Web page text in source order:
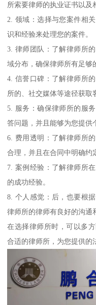
所索要律师的执业证书以及
2. 领域：选择与您案件相
识和经验来处理您的案件。
3. 律师团队：了解律师所
域分布，确保律师所有足够
4. 信誉口碑：了解律师所
所的、社交媒体等途径获取
5. 服务：确保律师所的服
答问题，并且能够为您提供
6. 费用透明：了解律师所
合理，并且在合同中明确约
7. 案例经验：了解律师所
的成功经验。
8. 个人感觉：后，也要根
律师所的律师有良好的沟通
在选择律师所时，可以多
合适的律师所，为您提供的